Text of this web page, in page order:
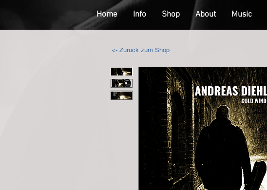
Home Info Shop About Music
<- Zurück zum Shop